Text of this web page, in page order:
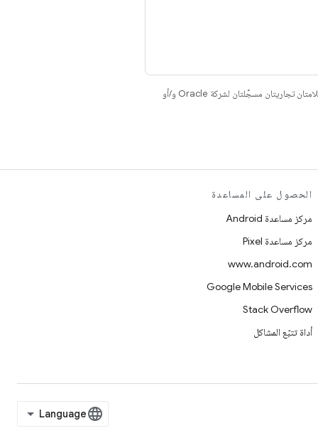
. إنّ Java وOpenJDK هما علامتان تجاريتان مسجَّلتان لشركة Oracle و/أو
الحصول على المساعدة
مركز مساعدة Android
مركز مساعدة Pixel
www.android.com
Google Mobile Services
Stack Overflow
أداة تتبّع المشاكل